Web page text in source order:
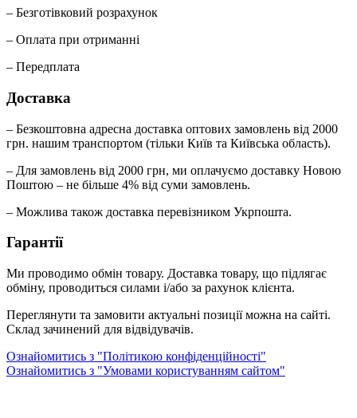
– Безготівковий розрахунок
– Оплата при отриманні
– Передплата
Доставка
– Безкоштовна адресна доставка оптових замовлень від 2000
грн. нашим транспортом (тільки Київ та Київська область).
– Для замовлень від 2000 грн, ми оплачуємо доставку Новою
Поштою – не більше 4% від суми замовлень.
– Можлива також доставка перевізником Укрпошта.
Гарантії
Ми проводимо обмін товару. Доставка товару, що підлягає
обміну, проводиться силами і/або за рахунок клієнта.
Переглянути та замовити актуальні позиції можна на сайті.
Склад зачинений для відвідувачів.
Ознайомитись з "Політикою конфіденційності"
Ознайомитись з "Умовами користуванням сайтом"